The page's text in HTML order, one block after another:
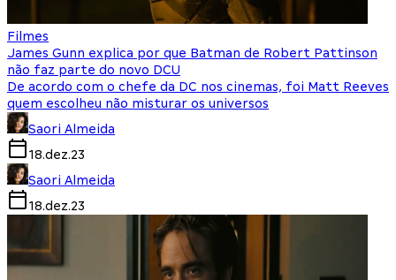
Filmes
James Gunn explica por que Batman de Robert Pattinson
não faz parte do novo DCU
De acordo com o chefe da DC nos cinemas, foi Matt Reeves
quem escolheu não misturar os universos
Saori Almeida
18.dez.23
Saori Almeida
18.dez.23